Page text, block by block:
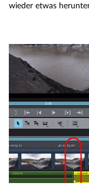
wieder etwas